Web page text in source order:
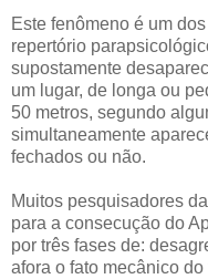
Este fenômeno é um
repertório
supostamente
um lugar, de longa ou
50 metros, segundo
simultaneamente
fechados ou não.
Muitos pesquisadores
para a consecução do
por três fases de:
afora o fato mecânico